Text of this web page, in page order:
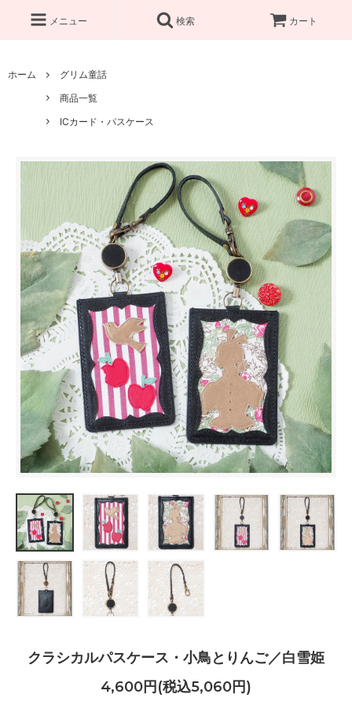
メニュー 検索 カート
ホーム
グリム童話
商品一覧
ICカード・パスケース
クラシカルパスケース・小鳥とりんご／白雪姫
4,600円(税込5,060円)